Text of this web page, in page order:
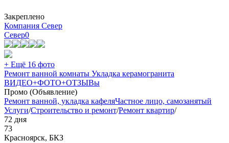
Закреплено
Компания Север
Север0
+ Ещё 16 фото
Ремонт ванной комнаты Укладка керамогранита
ВИДЕО+ФОТО+ОТЗЫВы
Промо (Объявление)
Ремонт ванной, укладка кафеляЧастное лицо, самозанятый
Услуги/Строительство и ремонт/Ремонт квартир/
72 дня
73
Красноярск, БКЗ